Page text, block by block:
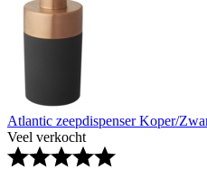
Atlantic zeepdispenser Koper/
Veel verkocht